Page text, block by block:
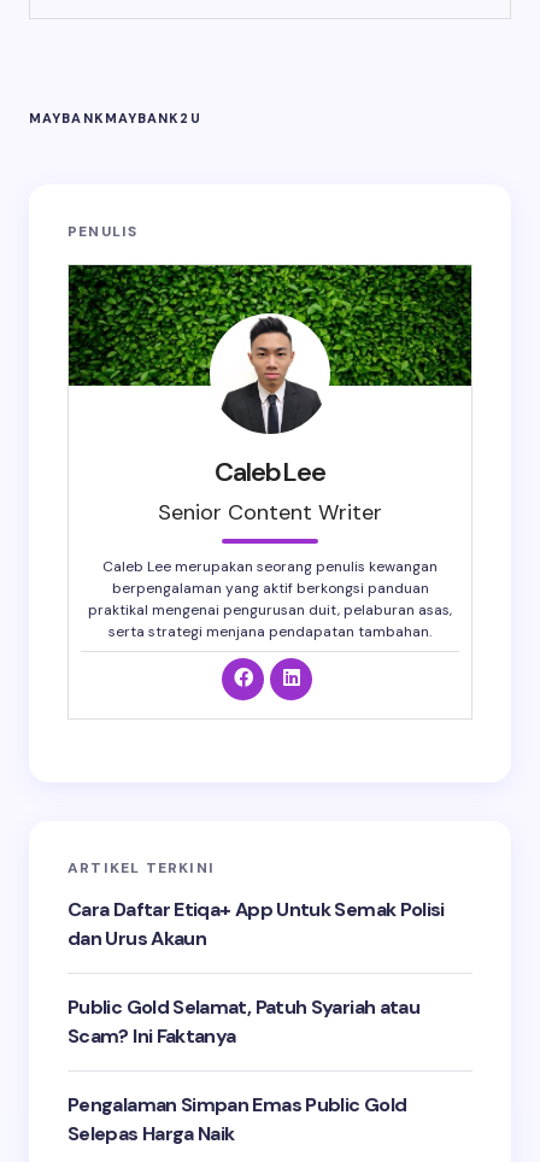
MAYBANK MAYBANK2U
PENULIS
CalebLee
Senior Content Writer
Caleb Lee merupakan seorang penulis kewangan
berpengalaman yang aktif berkongsi panduan
praktikal mengenai pengurusan duit, pelaburan asas,
serta strategi menjana pendapatan tambahan.
ARTIKEL TERKINI
Cara Daftar Etiqa+ App Untuk Semak Polisi
dan Urus Akaun
Public Gold Selamat, Patuh Syariah atau
Scam? Ini Faktanya
Pengalaman Simpan Emas Public Gold
Selepas Harga Naik